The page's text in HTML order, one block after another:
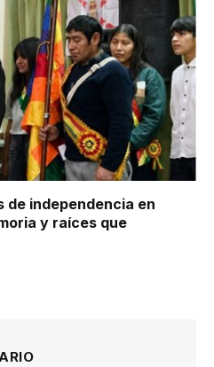
de independencia en
y raíces que